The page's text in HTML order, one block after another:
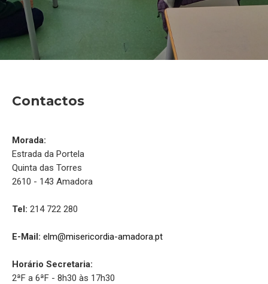
Contactos
Morada:
Estrada da Portela
Quinta das Torres
2610 - 143 Amadora
Tel: 214 722 280
E-Mail: elm@misericordia-amadora.pt
Horário Secretaria:
2ªF a 6ªF - 8h30 às 17h30